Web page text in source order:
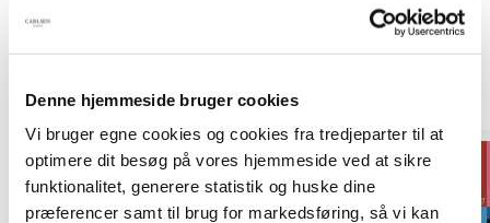
Denne hjemmeside bruger cookies
Vi bruger egne cookies og cookies fra tredjeparter til at
optimere dit besøg på vores hjemmeside ved at sikre
funktionalitet, generere statistik og huske dine
præferencer samt til brug for markedsføring, så vi kan
Titler i serien